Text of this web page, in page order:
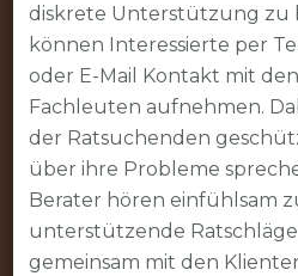
diskrete Unterstützung zu
können Interessierte per
oder E-Mail Kontakt mit
Fachleuten aufnehmen.
der Ratsuchenden
über ihre Probleme
Berater hören einfühlsam
unterstützende
gemeinsam mit den